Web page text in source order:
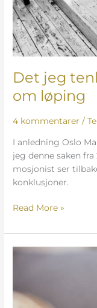
Det jeg
om løping
4 kommentarer /
I anledning Oslo
jeg denne saken fra
mosjonist ser
konklusjoner.
Read More »
Ny
krav: